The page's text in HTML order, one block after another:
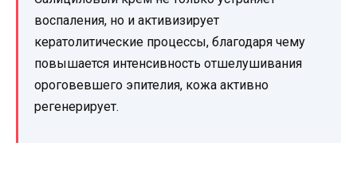
воспаления, но и активизирует
кератолитические процессы, благодаря чему
повышается интенсивность отшелушивания
ороговевшего эпителия, кожа активно
регенерирует.